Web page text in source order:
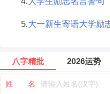
5.大一新生寄语大学励
八字精批 2026运势
姓 名